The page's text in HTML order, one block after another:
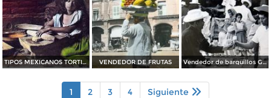
TIPOS MEXICANOS TORTILLERA VENDEDOR DE FRUTAS Vendedor de barquillos Guadalajara Jalisco
1 2 3 4 Siguiente